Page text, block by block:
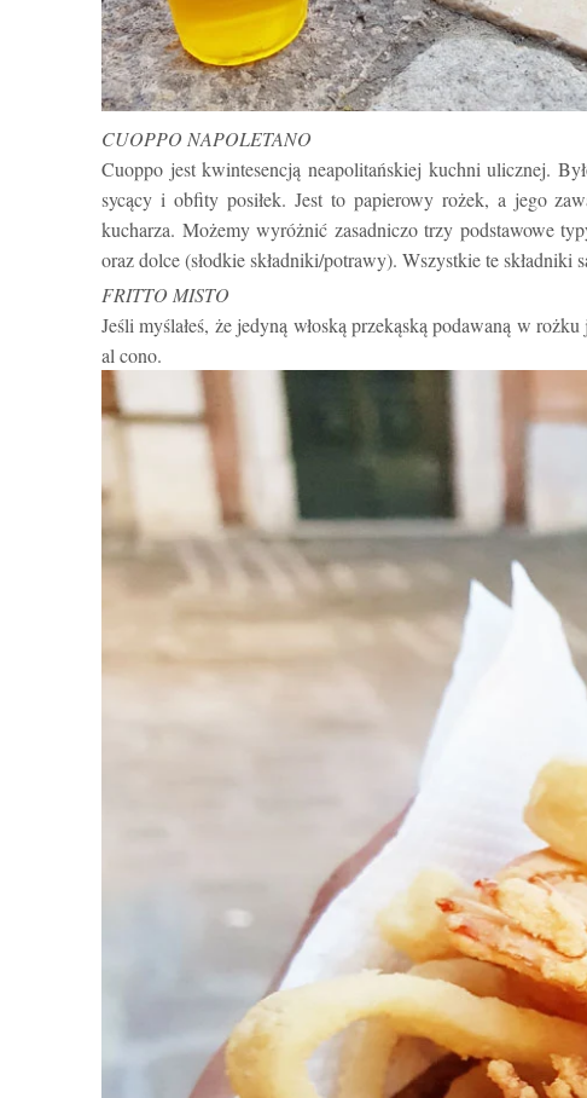
CUOPPO NAPOLETANO
Cuoppo jest kwintesencją neapolitańskiej kuchni ulicznej.
sycący i obfity posiłek. Jest to papierowy rożek, a jego
kucharza. Możemy wyróżnić zasadniczo trzy podstawowe
oraz dolce (słodkie składniki/potrawy). Wszystkie te składniki
FRITTO MISTO
Jeśli myślałeś, że jedyną włoską przekąską podawaną w
al cono.